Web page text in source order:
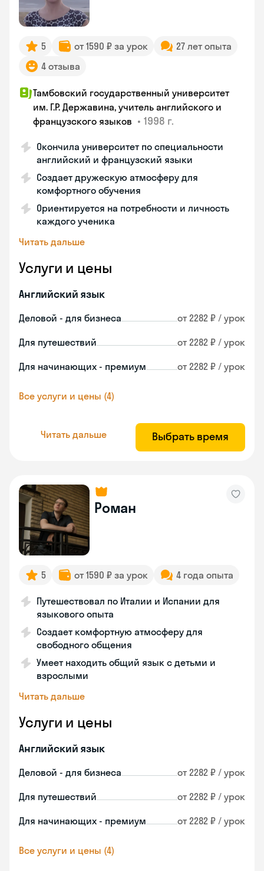
5 от 1590 ₽ за урок
27 лет опыта
4 отзыва
Тамбовский государственный университет
им. Г.Р. Державина, учитель английского и
французского языков • 1998 г.
Окончила университет по специальности
английский и французский языки
Создает дружескую атмосферу для
комфортного обучения
Ориентируется на потребности и личность
каждого ученика
Читать дальше
Услуги и цены
Английский язык
Деловой - для бизнеса от 2282 ₽ / урок
Для путешествий от 2282 ₽ / урок
Для начинающих - премиум от 2282 ₽ / урок
Все услуги и цены (4)
Читать дальше Выбрать время
Роман
5 от 1590 ₽ за урок 4 года опыта
Путешествовал по Италии и Испании для
языкового опыта
Создает комфортную атмосферу для
свободного общения
Умеет находить общий язык с детьми и
взрослыми
Читать дальше
Услуги и цены
Английский язык
Деловой - для бизнеса от 2282 ₽ / урок
Для путешествий от 2282 ₽ / урок
Для начинающих - премиум от 2282 ₽ / урок
Все услуги и цены (4)